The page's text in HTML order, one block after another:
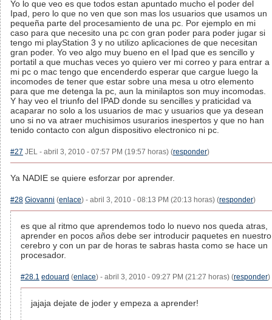
Yo lo que veo es que todos estan apuntado mucho el poder del
Ipad, pero lo que no ven que son mas los usuarios que usamos un
pequeña parte del procesamiento de una pc. Por ejemplo en mi
caso para que necesito una pc con gran poder para poder jugar si
tengo mi playStation 3 y no utilizo aplicaciones de que necesitan
gran poder. Yo veo algo muy bueno en el Ipad que es sencillo y
portatil a que muchas veces yo quiero ver mi correo y para entrar a
mi pc o mac tengo que encenderdo esperar que cargue luego la
incomodes de tener que estar sobre una mesa u otro elemento
para que me detenga la pc, aun la minilaptos son muy incomodas.
Y hay veo el triunfo del IPAD donde su sencilles y praticidad va
acaparar no solo a los usuarios de mac y usuarios que ya desean
uno si no va atraer muchisimos usurarios inespertos y que no han
tenido contacto con algun dispositivo electronico ni pc.
#27 JEL - abril 3, 2010 - 07:57 PM (19:57 horas) (responder)
Ya NADIE se quiere esforzar por aprender.
#28 Giovanni (enlace) - abril 3, 2010 - 08:13 PM (20:13 horas) (responder)
es que al ritmo que aprendemos todo lo nuevo nos queda atras,
aprender en pocos años debe ser introducir paquetes en nuestro
cerebro y con un par de horas te sabras hasta como se hace un
procesador.
#28.1 edouard (enlace) - abril 3, 2010 - 09:27 PM (21:27 horas) (responder)
jajaja dejate de joder y empeza a aprender!